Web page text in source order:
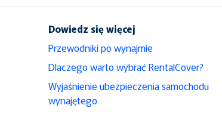
Dowiedz się więcej
Przewodniki po wynajmie
Dlaczego warto wybrać RentalCover?
Wyjaśnienie ubezpieczenia samochodu
wynajętego